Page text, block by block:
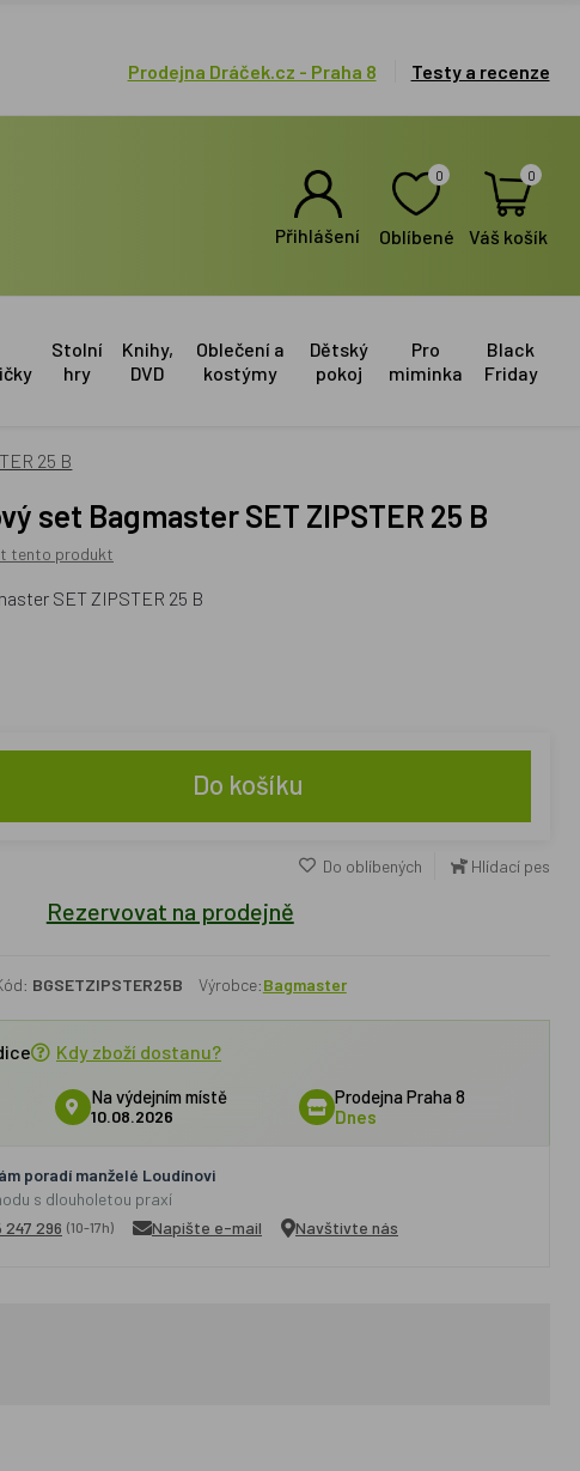
Prodejna Dráček.cz - Praha 8 Testy a recenze
Přihlášení
0
Oblíbené
0
Váš košík
Stolní
hry
Knihy,
DVD
Oblečení a
kostýmy
Dětský
pokoj
Pro
miminka
Black
Friday
25 B
set Bagmaster SET ZIPSTER 25 B
tento produkt
SET ZIPSTER 25 B
Do košíku
Do oblíbených Hlídací pes
Rezervovat na prodejně
BGSETZIPSTER25B Výrobce:Bagmaster
Kdy zboží dostanu?
Na výdejním místě
10.08.2026
Prodejna Praha 8
Dnes
poradí manželé Loudínovi
s dlouholetou praxí
247 296 (10-17h) Napište e-mail Navštivte nás